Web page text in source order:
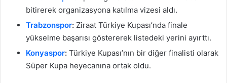
bitirerek organizasyona katılma vizesi aldı.
Trabzonspor: Ziraat Türkiye Kupası’nda finale
yükselme başarısı göstererek listedeki yerini ayırttı.
Konyaspor: Türkiye Kupası’nın bir diğer finalisti olarak
Süper Kupa heyecanına ortak oldu.